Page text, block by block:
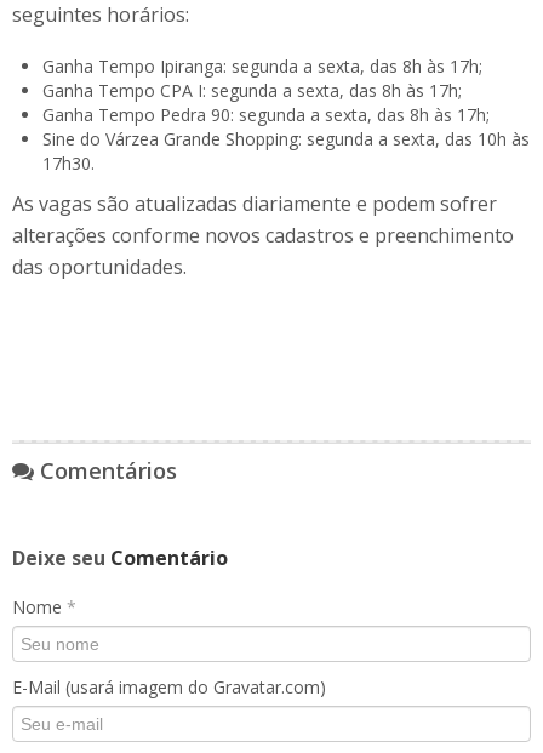
seguintes horários:
Ganha Tempo Ipiranga: segunda a sexta, das 8h às 17h;
Ganha Tempo CPA I: segunda a sexta, das 8h às 17h;
Ganha Tempo Pedra 90: segunda a sexta, das 8h às 17h;
Sine do Várzea Grande Shopping: segunda a sexta, das 10h às
17h30.
As vagas são atualizadas diariamente e podem sofrer
alterações conforme novos cadastros e preenchimento
das oportunidades.
Comentários
Deixe seu Comentário
Nome *
E-Mail (usará imagem do Gravatar.com)